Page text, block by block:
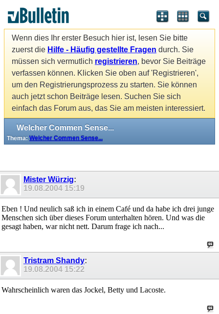
Wenn dies Ihr erster Besuch hier ist, lesen Sie bitte
zuerst die Hilfe - Häufig gestellte Fragen durch. Sie
müssen sich vermutlich registrieren, bevor Sie Beiträge
verfassen können. Klicken Sie oben auf 'Registrieren',
um den Registrierungsprozess zu starten. Sie können
auch jetzt schon Beiträge lesen. Suchen Sie sich
einfach das Forum aus, das Sie am meisten interessiert.
Welcher Commen Sense...
Thema: Welcher Commen Sense...
Mister Würzig:
19.08.2004 15:19
Eben ! Und neulich saß ich in einem Café und da habe ich drei junge
Menschen sich über dieses Forum unterhalten hören. Und was die
gesagt haben, war nicht nett. Darum frage ich nach...
Tristram Shandy:
19.08.2004 15:22
Wahrscheinlich waren das Jockel, Betty und Lacoste.